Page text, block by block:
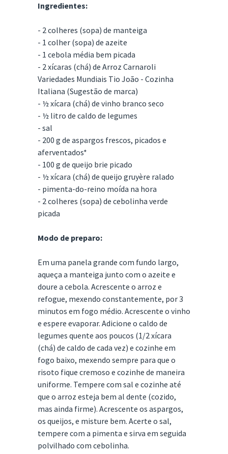
Ingredientes:
- 2 colheres (sopa) de manteiga
- 1 colher (sopa) de azeite
- 1 cebola média bem picada
- 2 xícaras (chá) de Arroz Carnaroli
Variedades Mundiais Tio João - Cozinha
Italiana (Sugestão de marca)
- ½ xícara (chá) de vinho branco seco
- ½ litro de caldo de legumes
- sal
- 200 g de aspargos frescos, picados e
aferventados*
- 100 g de queijo brie picado
- ½ xícara (chá) de queijo gruyère ralado
- pimenta-do-reino moída na hora
- 2 colheres (sopa) de cebolinha verde
picada
Modo de preparo:
Em uma panela grande com fundo largo,
aqueça a manteiga junto com o azeite e
doure a cebola. Acrescente o arroz e
refogue, mexendo constantemente, por 3
minutos em fogo médio. Acrescente o vinho
e espere evaporar. Adicione o caldo de
legumes quente aos poucos (1/2 xícara
(chá) de caldo de cada vez) e cozinhe em
fogo baixo, mexendo sempre para que o
risoto fique cremoso e cozinhe de maneira
uniforme. Tempere com sal e cozinhe até
que o arroz esteja bem al dente (cozido,
mas ainda firme). Acrescente os aspargos,
os queijos, e misture bem. Acerte o sal,
tempere com a pimenta e sirva em seguida
polvilhado com cebolinha.